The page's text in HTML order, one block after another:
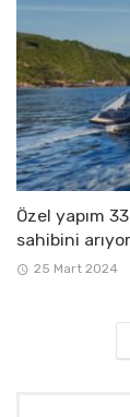
Özel yapım
sahibini arıyor
25 Mart 2024